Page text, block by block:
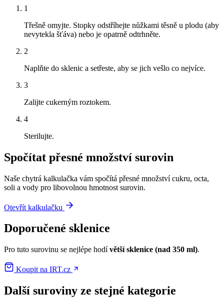
1
Třešně omyjte. Stopky odstříhejte nůžkami těsně u plodu (aby
nevytekla šťáva) nebo je opatrně odtrhněte.
2
Naplňte do sklenic a setřeste, aby se jich vešlo co nejvíce.
3
Zalijte cukerným roztokem.
4
Sterilujte.
Spočítat přesné množství surovin
Naše chytrá kalkulačka vám spočítá přesné množství cukru, octa,
soli a vody pro libovolnou hmotnost surovin.
Otevřít kalkulačku
Doporučené sklenice
Pro tuto surovinu se nejlépe hodívětší sklenice (nad 350 ml).
Koupit na IRT.cz
Další suroviny ze stejné kategorie